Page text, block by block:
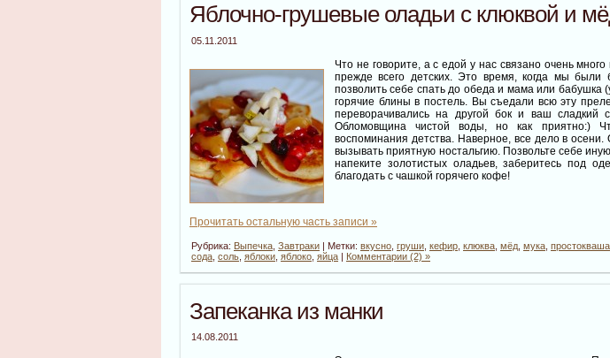
Яблочно-грушевые оладьи с клюквой и
05.11.2011
Что не говорите, а с едой у нас связано очень
прежде всего детских. Это время, когда мы были
позволить себе спать до обеда и мама или бабушка
горячие блины в постель. Вы съедали всю эту
переворачивались на другой бок и ваш сладкий
Обломовщина чистой воды, но как приятно:)
воспоминания детства. Наверное, все дело в осени.
вызывать приятную ностальгию. Позвольте себе
напеките золотистых оладьев, заберитесь под
благодать с чашкой горячего кофе!
Прочитать остальную часть записи »
Рубрика: Выпечка Завтраки | Метки: вкусно груши кефир клюква мёд мука простокваша
сода соль яблоки яблоко яйца | Комментарии (2) »
Запеканка из манки
14.08.2011